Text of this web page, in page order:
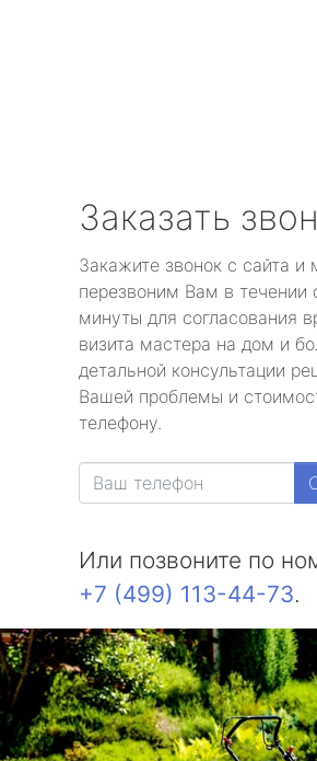
Заказать
Закажите звонок с сайта и
перезвоним Вам в течении
минуты для согласования
визита мастера на дом и
детальной консультации
Вашей проблемы и
телефону.
Или позвоните по
+7 (499) 113-44-73.